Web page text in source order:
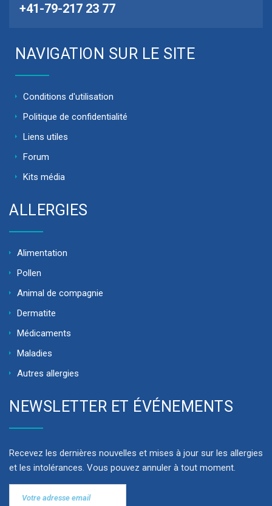
+41-79-217 23 77
NAVIGATION SUR LE SITE
Conditions d'utilisation
Politique de confidentialité
Liens utiles
Forum
Kits média
ALLERGIES
Alimentation
Pollen
Animal de compagnie
Dermatite
Médicaments
Maladies
Autres allergies
NEWSLETTER ET ÉVÉNEMENTS
Recevez les dernières nouvelles et mises à jour sur les allergies
et les intolérances. Vous pouvez annuler à tout moment.